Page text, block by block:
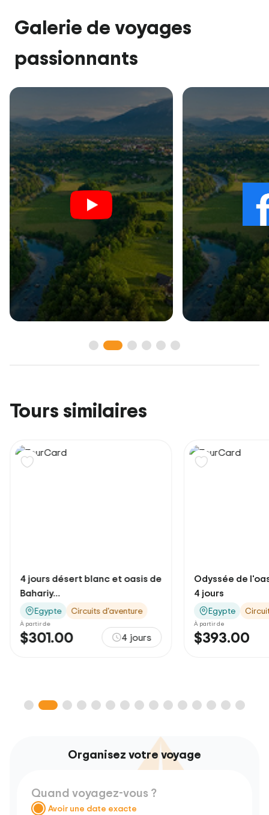
Galerie de voyages
passionnants
Tours similaires
Odyssée de l'oasis de Siwa de
4 jours
Egypte Circuits d'aventure
À partir de
$393.00 4 jours
Bain de Moïse
Visites à
Day Tours
À partir de
Organisez votre voyage
Quand voyagez-vous ?
Avoir une date exacte